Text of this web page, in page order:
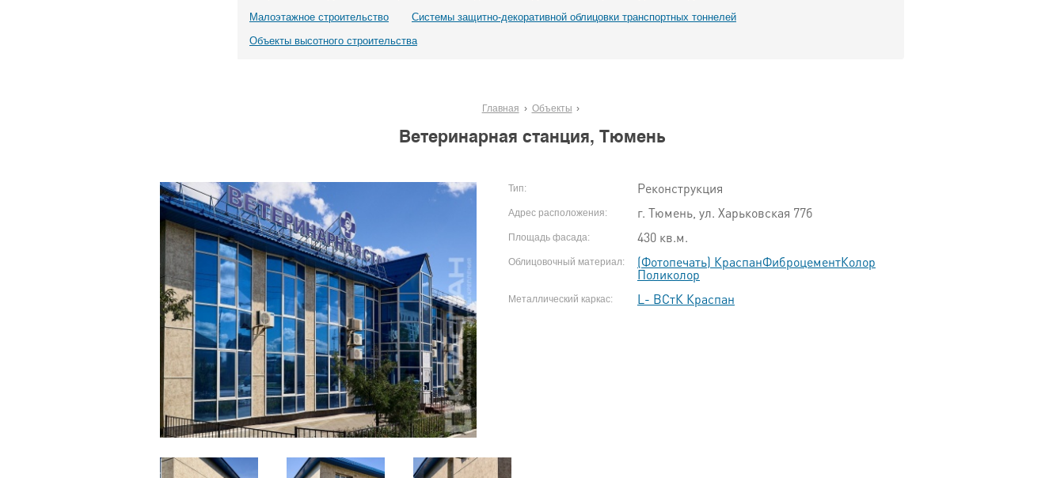
Малоэтажное строительство
Системы защитно-декоративной облицовки транспортных тоннелей
Объекты высотного строительства
Главная Объекты
Ветеринарная станция, Тюмень
Тип: Реконструкция
Адрес расположения: г. Тюмень, ул. Харьковская 77б
Площадь фасада: 430 кв.м.
Облицовочный материал: (Фотопечать) КраспанФиброцементКолор
Поликолор
Металлический каркас: L- ВСтК Краспан